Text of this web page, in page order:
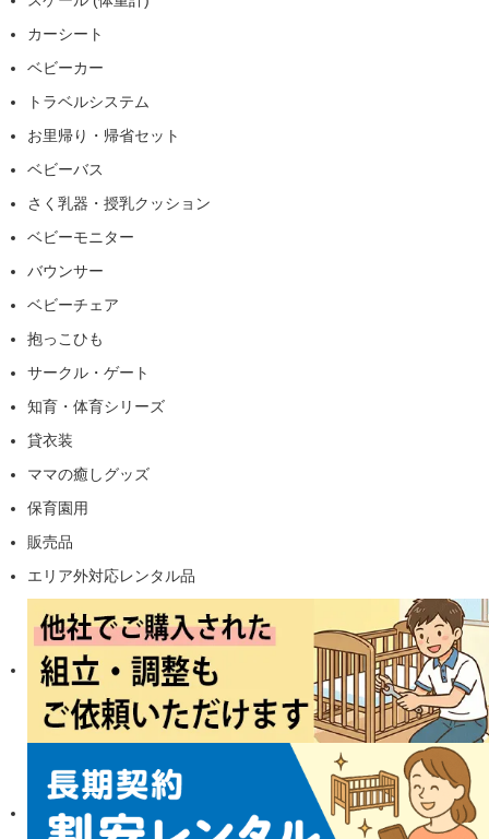
カーシート
ベビーカー
トラベルシステム
お里帰り・帰省セット
ベビーバス
さく乳器・授乳クッション
ベビーモニター
バウンサー
ベビーチェア
抱っこひも
サークル・ゲート
知育・体育シリーズ
貸衣装
ママの癒しグッズ
保育園用
販売品
エリア外対応レンタル品